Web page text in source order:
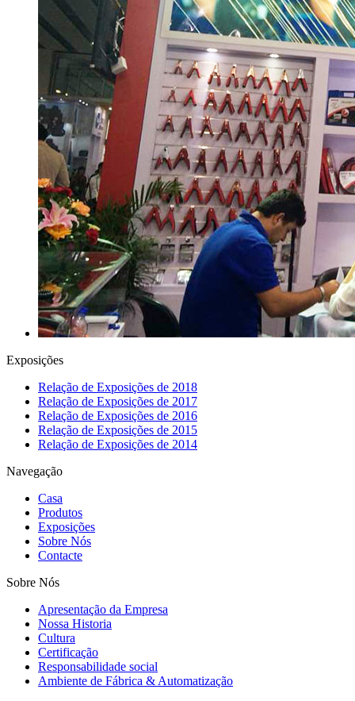
Exposições
Relação de Exposições de 2018
Relação de Exposições de 2017
Relação de Exposições de 2016
Relação de Exposições de 2015
Relação de Exposições de 2014
Navegação
Casa
Produtos
Exposições
Sobre Nós
Contacte
Sobre Nós
Apresentação da Empresa
Nossa Historia
Cultura
Certificação
Responsabilidade social
Ambiente de Fábrica & Automatização